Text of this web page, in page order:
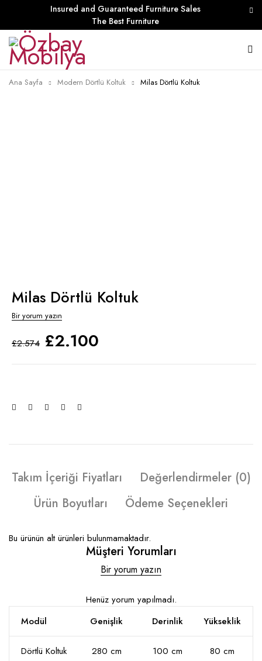
Insured and Guaranteed Furniture Sales
The Best Furniture
Ana Sayfa Modern Dörtlü Koltuk Milas Dörtlü Koltuk
Milas Dörtlü Koltuk
Bir yorum yazın
£2.574 £2.100
Takım İçeriği Fiyatları
Değerlendirmeler (0)
Ürün Boyutları
Ödeme Seçenekleri
Bu ürünün alt ürünleri bulunmamaktadır.
Müşteri Yorumları
Bir yorum yazın
Henüz yorum yapılmadı.
Modül
Genişlik Derinlik Yükseklik
Dörtlü Koltuk 280 cm 100 cm 80 cm